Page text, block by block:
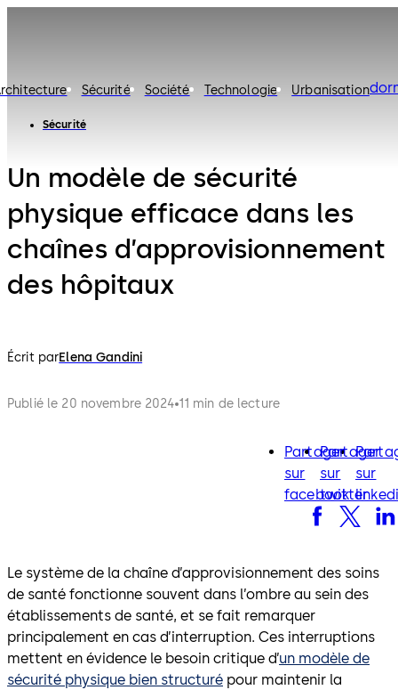
Sécurité Société Technologie Urbanisation
Sécurité
Un modèle de sécurité
physique efficace dans les
chaînes d’approvisionnement
des hôpitaux
Écrit parElena Gandini
Publié le 20 novembre 2024 11 min de lecture
Partager
sur
facebook
facebook
Partager
sur
twitter
twitter
sur
Le système de la chaîne d’approvisionnement des soins
de santé fonctionne souvent dans l’ombre au sein des
établissements de santé, et se fait remarquer
principalement en cas d’interruption. Ces interruptions
mettent en évidence le besoin critique d’un modèle de
sécurité physique bien structuré pour maintenir la